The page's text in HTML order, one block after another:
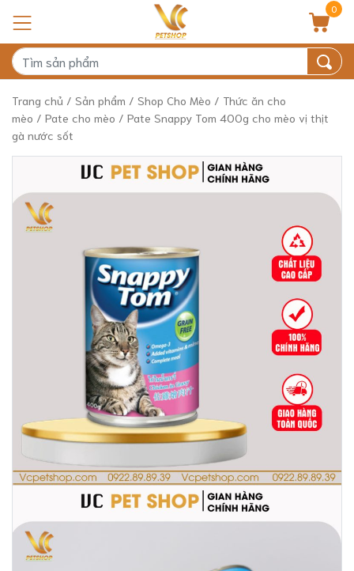
0
Trang chủ / Sản phẩm / Shop Cho Mèo / Thức ăn cho
mèo / Pate cho mèo / Pate Snappy Tom 400g cho mèo vị thịt
gà nước sốt